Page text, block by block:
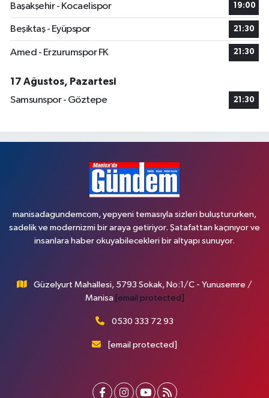
Başakşehir - Kocaelispor
19:00
Beşiktaş - Eyüpspor 21:30
Amed - Erzurumspor FK 21:30
17 Ağustos, Pazartesi
Samsunspor - Göztepe
21:30
manisadagundemcom, yepyeni temasıyla sizleri buluştururken,
sadelik ve modernizmi bir araya getiriyor. Şatafattan kaçınıyor ve
insanlara haber okuyabilecekleri bir altyapı sunuyor.
Güzelyurt Mahallesi, 5793 Sokak, No:1/C - Yunusemre /
Manisa [email protected]
0530 333 72 93
[email protected]